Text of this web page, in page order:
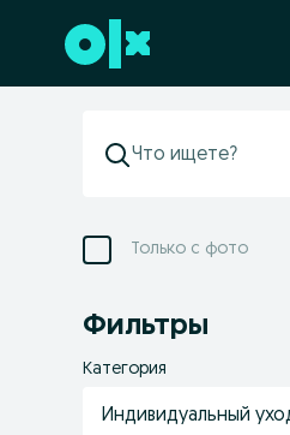
Перейти к нижнему колонтитулу
Только с фото
Фильтры
Категория
Индивидуальный